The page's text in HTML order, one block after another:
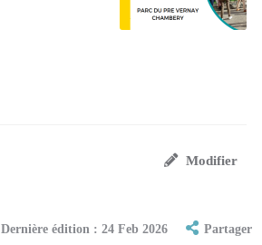
Modifier
Dernière édition : 24 Feb 2026 Partager